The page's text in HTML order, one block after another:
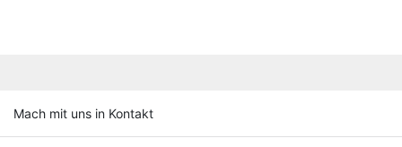
Mach mit uns in Kontakt